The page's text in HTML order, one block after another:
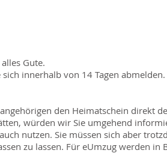
Gute.
innerhalb von 14 Tagen abmelden.
den Heimatschein direkt
würden wir Sie umgehend
nutzen. Sie müssen sich aber
zu lassen. Für eUmzug werden in